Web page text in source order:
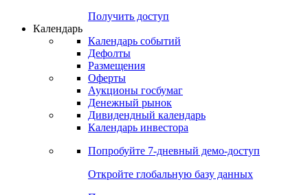
Попробуйте7-дневный
Откройте глобальную базу данных
Получить доступ
Календарь
Календарь событий
Дефолты
Размещения
Оферты
Денежный рынок
Календарь инвестора